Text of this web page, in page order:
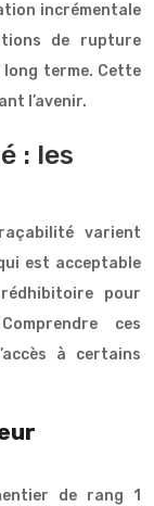
incrémentale
de rupture
long terme. Cette
l’avenir.
: les
varient
est acceptable
pour
ces
à certains
de rang 1